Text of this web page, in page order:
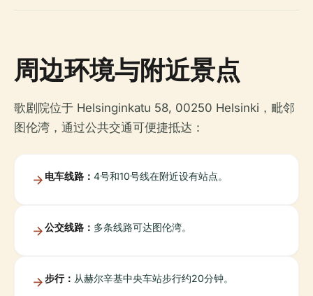
周边环境与附近景点
歌剧院位于 Helsinginkatu 58, 00250 Helsinki，毗邻
图伦湾，通过公共交通可便捷抵达：
电车线路： 4号和10号线在附近设有站点。
公交线路： 多条线路可达图伦湾。
步行： 从赫尔辛基中央车站步行约20分钟。